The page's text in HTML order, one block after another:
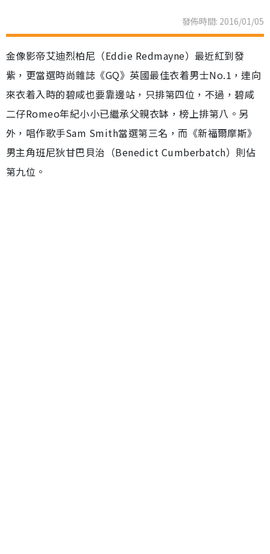
發佈時間: 2016/01/05
金像影帝艾迪烈柏尼（Eddie Redmayne）最近紅到發
紫，更當選時尚雜誌《GQ》英國最佳衣着男士No.1，連向
來衣着入時的碧咸也要靠邊站，只排第四位，不過，碧咸
二仔Romeo年紀小小已繼承父親衣缽，榜上排第八。另
外，唱作歌手Sam Smith當選第三名，而《新福爾摩斯》
男主角班尼狄甘巴貝治（Benedict Cumberbatch）則佔
第九位。